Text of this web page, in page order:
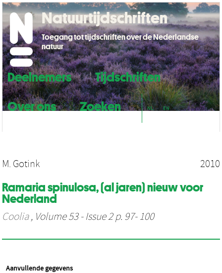
Deelnemers
Tijdschriften
Over ons
Zoeken NL EN
Natuurtijdschriften
Toegang tot tijdschriften over de Nederlandse
natuur
M. Gotink 2010
Ramaria spinulosa, (al jaren) nieuw voor
Nederland
Coolia, Volume 53 - Issue 2 p. 97- 100
Aanvullende gegevens